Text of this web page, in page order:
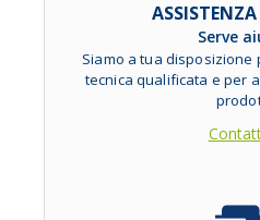
Serve
Siamo a tua
tecnica qualificata e per